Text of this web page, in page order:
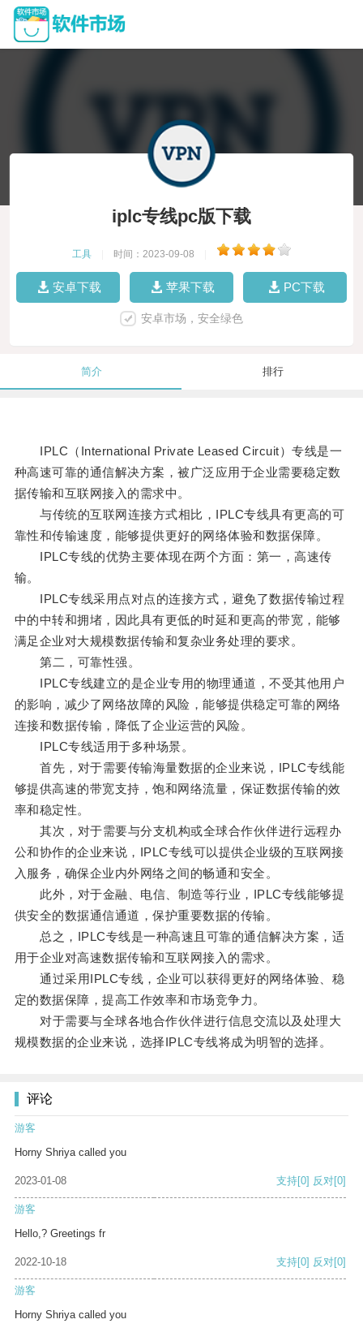
iplc专线pc版下载
工具 时间：2023-09-08
安卓下载 苹果下载 PC下载
安卓市场，安全绿色
简介 排行
IPLC（International Private Leased Circuit）专线是一
种高速可靠的通信解决方案，被广泛应用于企业需要稳定数
据传输和互联网接入的需求中。
与传统的互联网连接方式相比，IPLC专线具有更高的可
靠性和传输速度，能够提供更好的网络体验和数据保障。
IPLC专线的优势主要体现在两个方面：第一，高速传
输。
IPLC专线采用点对点的连接方式，避免了数据传输过程
中的中转和拥堵，因此具有更低的时延和更高的带宽，能够
满足企业对大规模数据传输和复杂业务处理的要求。
第二，可靠性强。
IPLC专线建立的是企业专用的物理通道，不受其他用户
的影响，减少了网络故障的风险，能够提供稳定可靠的网络
连接和数据传输，降低了企业运营的风险。
IPLC专线适用于多种场景。
首先，对于需要传输海量数据的企业来说，IPLC专线能
够提供高速的带宽支持，饱和网络流量，保证数据传输的效
率和稳定性。
其次，对于需要与分支机构或全球合作伙伴进行远程办
公和协作的企业来说，IPLC专线可以提供企业级的互联网接
入服务，确保企业内外网络之间的畅通和安全。
此外，对于金融、电信、制造等行业，IPLC专线能够提
供安全的数据通信通道，保护重要数据的传输。
总之，IPLC专线是一种高速且可靠的通信解决方案，适
用于企业对高速数据传输和互联网接入的需求。
通过采用IPLC专线，企业可以获得更好的网络体验、稳
定的数据保障，提高工作效率和市场竞争力。
对于需要与全球各地合作伙伴进行信息交流以及处理大
规模数据的企业来说，选择IPLC专线将成为明智的选择。
评论
游客
Horny Shriya called you
2023-01-08 支持[0] 反对[0]
游客
Hello,? Greetings fr
2022-10-18 支持[0] 反对[0]
游客
Horny Shriya called you